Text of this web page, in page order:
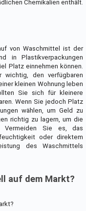
Chemikalien enthält.
von Waschmittel ist der
in Plastikverpackungen
Platz einnehmen können.
den verfügbaren
kleinen Wohnung leben
Sie sich für kleinere
Wenn Sie jedoch Platz
wählen, um Geld zu
richtig zu lagern, um die
Vermeiden Sie es, das
oder direktem
des Waschmittels
auf dem Markt?